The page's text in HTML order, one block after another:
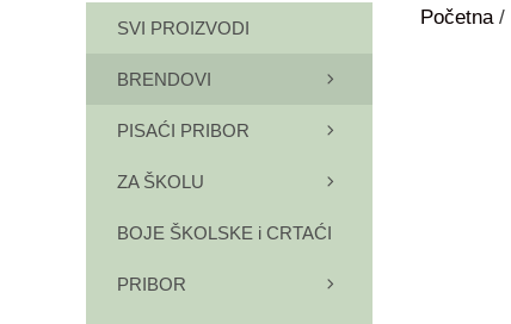
Početna/
SVI PROIZVODI
BRENDOVI
PISAĆI PRIBOR
ZA ŠKOLU
BOJE ŠKOLSKE i CRTAĆI
PRIBOR